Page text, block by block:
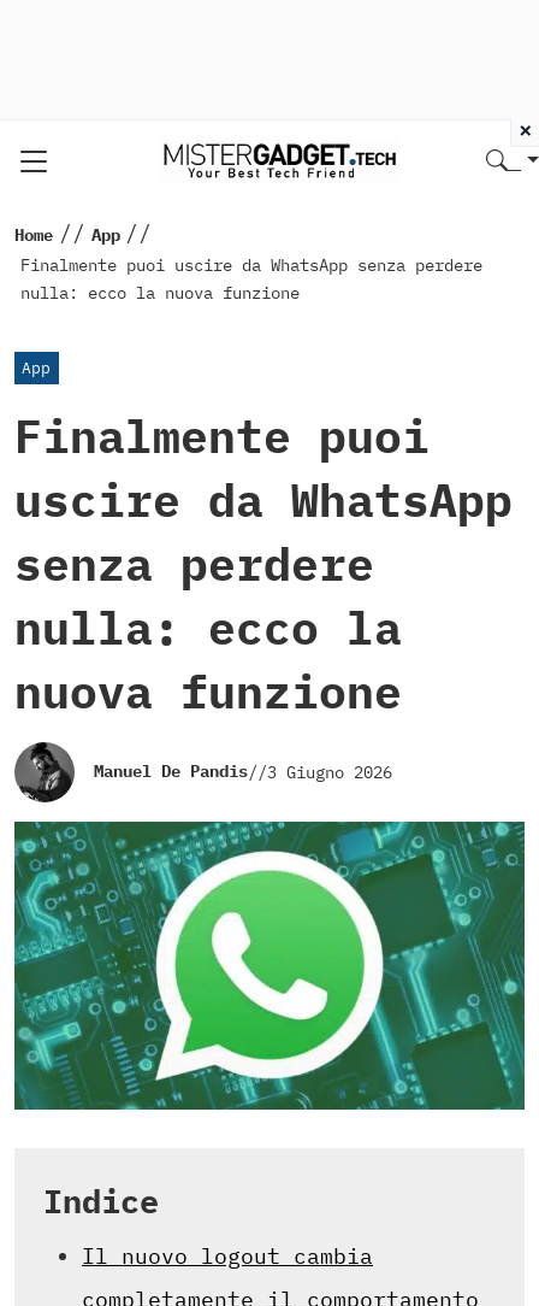
Home // App //
Finalmente puoi uscire da WhatsApp senza perdere
nulla: ecco la nuova funzione
App
Finalmente puoi
uscire da WhatsApp
senza perdere
nulla: ecco la
nuova funzione
Manuel De Pandis//3 Giugno 2026
Indice
Il nuovo logout cambia
completamente il comportamento
×